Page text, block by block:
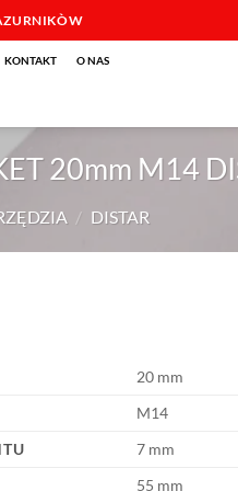
KONTAKT O NAS
20mm M14
/ DISTAR
20 mm
M14
7 mm
55 mm